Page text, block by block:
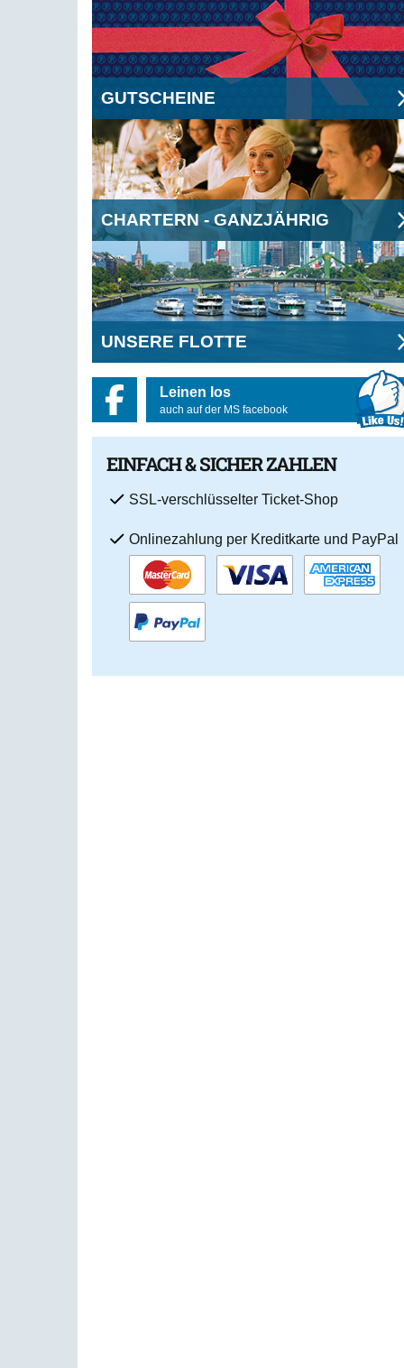
GUTSCHEINE
CHARTERN - GANZJÄHRIG
UNSERE FLOTTE
Leinen los
auch auf der MS facebook
EINFACH & SICHER ZAHLEN
SSL-verschlüsselter Ticket-Shop
Onlinezahlung per Kreditkarte und PayPal